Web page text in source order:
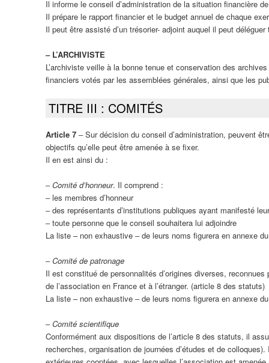
Il informe le conseil d’administration de la situation financière
Il prépare le rapport financier et le budget annuel de chaque
Il peut être assisté d’un trésorier- adjoint auquel il peut
‒ L’ARCHIVISTE
L’archiviste veille à la bonne tenue et conservation des
financiers votés par les assemblées générales, ainsi que les
TITRE III : COMITÉS
Article 7 ‒ Sur décision du conseil d’administration, peuvent
objectifs qu’elle peut être amenée à se fixer.
Il en est ainsi du :
‒Comité d’honneur. Il comprend :
‒ les membres d’honneur
‒ des représentants d’institutions publiques ayant manifesté
‒ toute personne que le conseil souhaitera lui adjoindre
La liste – non exhaustive ‒ de leurs noms figurera en annexe
‒Comité de patronage
Il est constitué de personnalités d’origines diverses,
de l’association en France et à l’étranger. (article 8 des statuts)
La liste – non exhaustive ‒ de leurs noms figurera en annexe
‒Comité scientifique
Conformément aux dispositions de l’article 8 des statuts, il
recherches, organisation de journées d’études et de